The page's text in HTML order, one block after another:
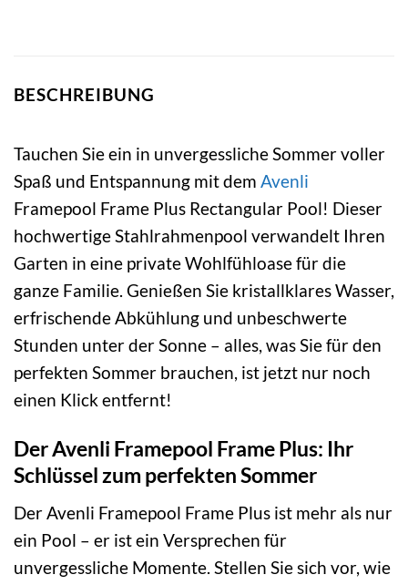
BESCHREIBUNG
Tauchen Sie ein in unvergessliche Sommer voller
Spaß und Entspannung mit dem Avenli
Framepool Frame Plus Rectangular Pool! Dieser
hochwertige Stahlrahmenpool verwandelt Ihren
Garten in eine private Wohlfühloase für die
ganze Familie. Genießen Sie kristallklares Wasser,
erfrischende Abkühlung und unbeschwerte
Stunden unter der Sonne – alles, was Sie für den
perfekten Sommer brauchen, ist jetzt nur noch
einen Klick entfernt!
Der Avenli Framepool Frame Plus: Ihr
Schlüssel zum perfekten Sommer
Der Avenli Framepool Frame Plus ist mehr als nur
ein Pool – er ist ein Versprechen für
unvergessliche Momente. Stellen Sie sich vor, wie